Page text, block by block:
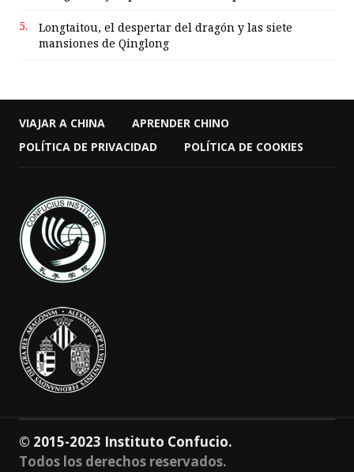
5.
Longtaitou, el despertar del dragón y las siete
mansiones de Qinglong
VIAJAR A CHINA
APRENDER CHINO
POLÍTICA DE PRIVACIDAD
POLÍTICA DE COOKIES
© 2015-2023 Instituto Confucio.
Todos los derechos reservados.